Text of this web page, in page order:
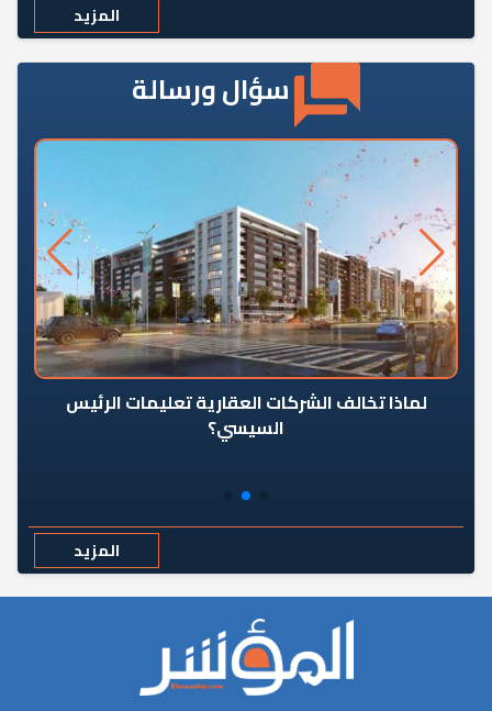
المزيد
سؤال ورسالة
لماذا تخالف الشركات العقارية تعليمات الرئيس
السيسي؟
المزيد